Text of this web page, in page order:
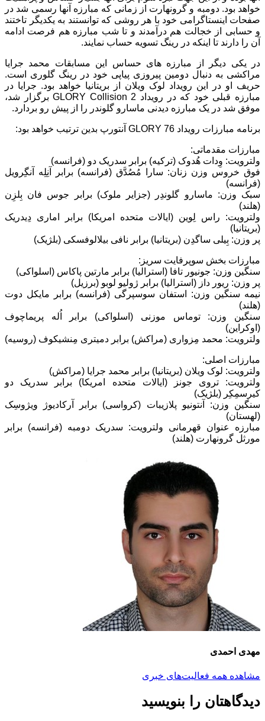
خواهد بود. دومبه و گرونهارت از زمانی که مبارزه آنها رسمی شد در
صفحات اینستاگرامی خود با هر روشی که توانستند به یکدیگر تاختند
و حسابی از خجالت هم درآمدند و تا شب مبارزه هم فرصت ادامه
آن را دارند تا اینکه در رینگ تسویه حساب نمایند.
در یکی دیگر از مبارزه های حساس این مسابقات محمد جرایا
مراکشی به دنبال دومین پیروزی پیاپی خود در رینگ گلوری است.
حریف او در این رویداد لوک ویلان از بریتانیا خواهد بود. جرایا در
مبارزه قبلی خود که در رویداد GLORY Collision 2 برگزار شد،
موفق شد در یک مبارزه دیدنی ماسارو گلوندر را از پیش رو بردارد.
برنامه مبارزات رویداد GLORY 76 آنتورپ بدین ترتیب خواهد بود:
مبارزات مقدماتی:
ولترویت: وِدات هُدوک (ترکیه) برابر سدریک دو (فرانسه)
فوق خروس وزن زنان: سارا مُصُدَّق (فرانسه) برابر آنِلِه آنگِرویل
(فرانسه)
سبک وزن: ماسارو گلوندِر (جزایر ملوک) برابر جوس فان بِلزِن
(هلند)
ولترویت: راس لِوین (ایالات متحده امریکا) برابر اماری دِیدریک
(بریتانیا)
پر وزن: بِیلی ساگدِن (بریتانیا) برابر نافی بیلالوفسکی (بلژیک)
مبارزات بخش سوپرفایت سریز:
سنگین وزن: جونیور تافا (استرالیا) برابر مارتین پاکاس (اسلواکی)
پر وزن: ریور داز (استرالیا) برابر ژولیو لوبو (برزیل)
نیمه سنگین وزن: استفان سوسپرگی (فرانسه) برابر مایکل دوت
(هلند)
سنگین وزن: توماس موزنی (اسلواکی) برابر اُله پریماچوف
(اوکراین)
ولترویت: محمد مِزواری (مراکش) برابر دمیتری مِنشیکوف (روسیه)
مبارزات اصلی:
ولترویت: لوک ویلان (بریتانیا) برابر محمد جرایا (مراکش)
ولترویت: تروی جونز (ایالات متحده امریکا) برابر سدریک دو
کیرسمِکِر (بلژیک)
سنگین وزن: آنتونیو پلازیبات (کرواسی) برابر آرکادیوژ ویژوسِک
(لهستان)
مبارزه عنوان قهرمانی ولترویت: سدریک دومبه (فرانسه) برابر
مورثل گرونهارت (هلند)
مهدی احمدی
مشاهده همه فعالیت‌های خبری
دیدگاهتان را بنویسید